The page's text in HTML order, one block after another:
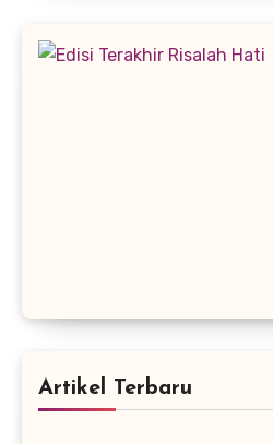
Artikel Terbaru